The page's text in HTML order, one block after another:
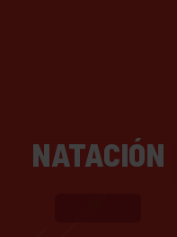
NATACIÓN